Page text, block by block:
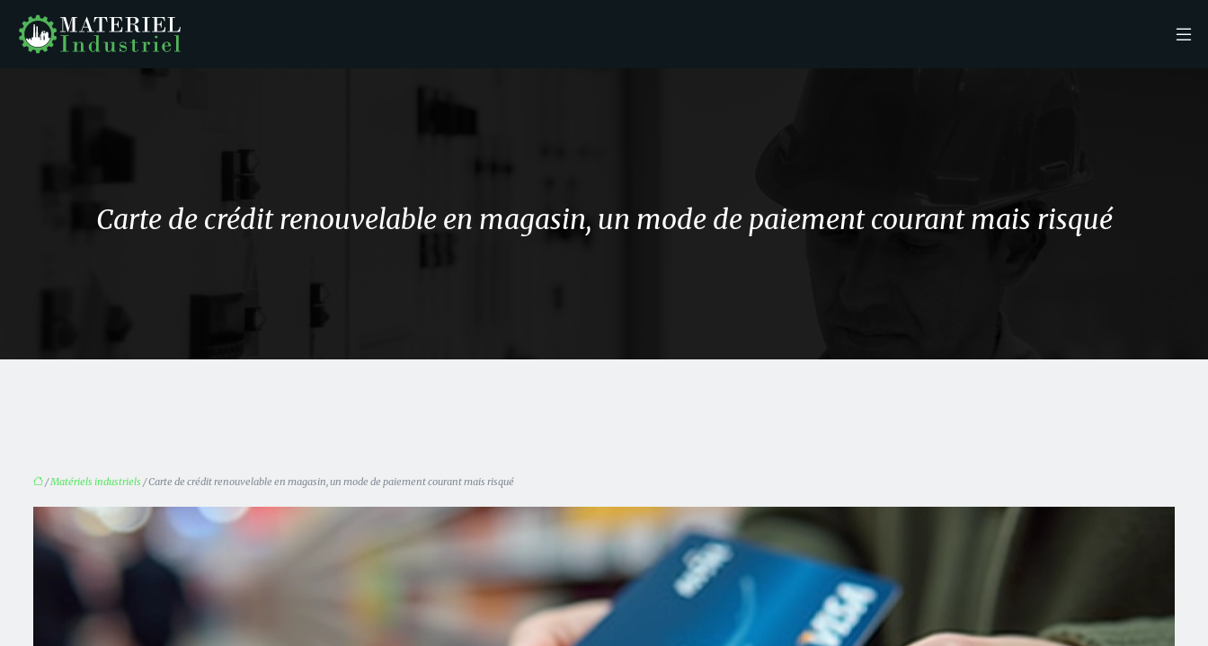
Carte de crédit renouvelable en magasin, un mode de paiement courant mais risqué
/Matériels industriels / Carte de crédit renouvelable en magasin, un mode de paiement courant mais risqué